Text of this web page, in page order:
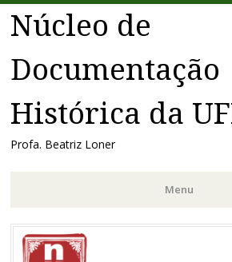
Núcleo de
Documentação
Histórica da
Profa. Beatriz Loner
Menu
Pular
para